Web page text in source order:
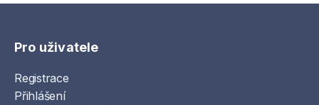
Pro uživatele
Registrace
Přihlášení